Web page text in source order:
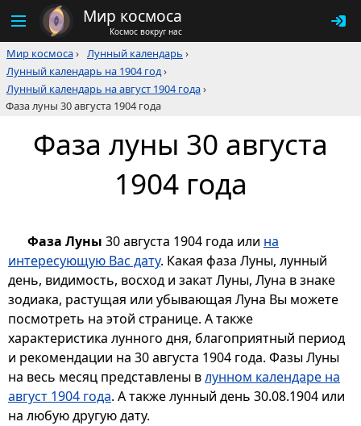
Мир космоса
Космос вокруг нас
Мир космоса› Лунный календарь ›
Лунный календарь на 1904 год›
Лунный календарь на август 1904 года›
Фаза луны 30 августа 1904 года
Фаза луны 30 августа
1904 года
Фаза Луны 30 августа 1904 года или на
интересующую Вас дату. Какая фаза Луны, лунный
день, видимость, восход и закат Луны, Луна в знаке
зодиака, растущая или убывающая Луна Вы можете
посмотреть на этой странице. А также
характеристика лунного дня, благоприятный период
и рекомендации на 30 августа 1904 года. Фазы Луны
на весь месяц представлены влунном календаре на
август 1904 года. А также лунный день 30.08.1904 или
на любую другую дату.